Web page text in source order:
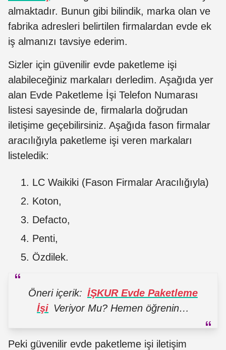
almaktadır. Bunun gibi bilindik, marka olan ve
fabrika adresleri belirtilen firmalardan evde ek
iş almanızı tavsiye ederim.
Sizler için güvenilir evde paketleme işi
alabileceğiniz markaları derledim. Aşağıda yer
alan Evde Paketleme İşi Telefon Numarası
listesi sayesinde de, firmalarla doğrudan
iletişime geçebilirsiniz. Aşağıda fason firmalar
aracılığıyla paketleme işi veren markaları
listeledik:
LC Waikiki (Fason Firmalar Aracılığıyla)
Koton,
Defacto,
Penti,
Özdilek.
Öneri içerik: İŞKUR Evde Paketleme
İşi Veriyor Mu? Hemen öğrenin…
Peki güvenilir evde paketleme işi iletişim